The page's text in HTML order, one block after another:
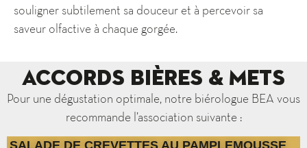
souligner subtilement sa douceur et à percevoir sa
saveur olfactive à chaque gorgée.
Accords Bières & Mets
Pour une dégustation optimale, notre biérologue BEA vous
recommande l’association suivante :